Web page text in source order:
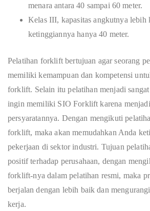
menara antara 40 sampai 60 meter.
Kelas III, kapasitas angkutnya lebih
ketinggiannya hanya 40 meter.
Pelatihan forklift bertujuan agar seorang
memiliki kemampuan dan kompetensi
forklift. Selain itu pelatihan menjadi
ingin memiliki SIO Forklift karena menjadi
persyaratannya. Dengan mengikuti
forklift, maka akan memudahkan Anda
pekerjaan di sektor industri. Tujuan
positif terhadap perusahaan, dengan
forklift-nya dalam pelatihan resmi, maka
berjalan dengan lebih baik dan
kerja.